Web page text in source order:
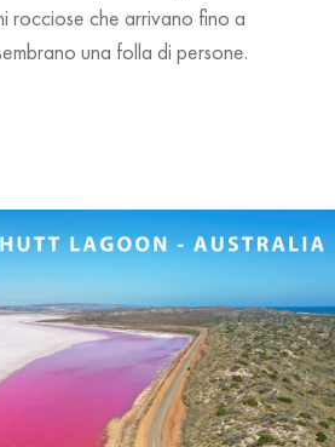
rocciose che arrivano fino a
una folla di persone.